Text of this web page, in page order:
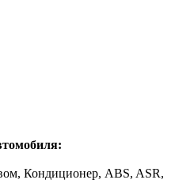
Кондиционер, ABS, ASR,